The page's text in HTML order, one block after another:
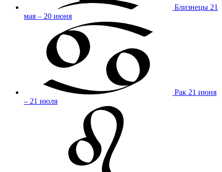
Близнецы 21
мая – 20 июня
Рак 21 июня
– 21 июля